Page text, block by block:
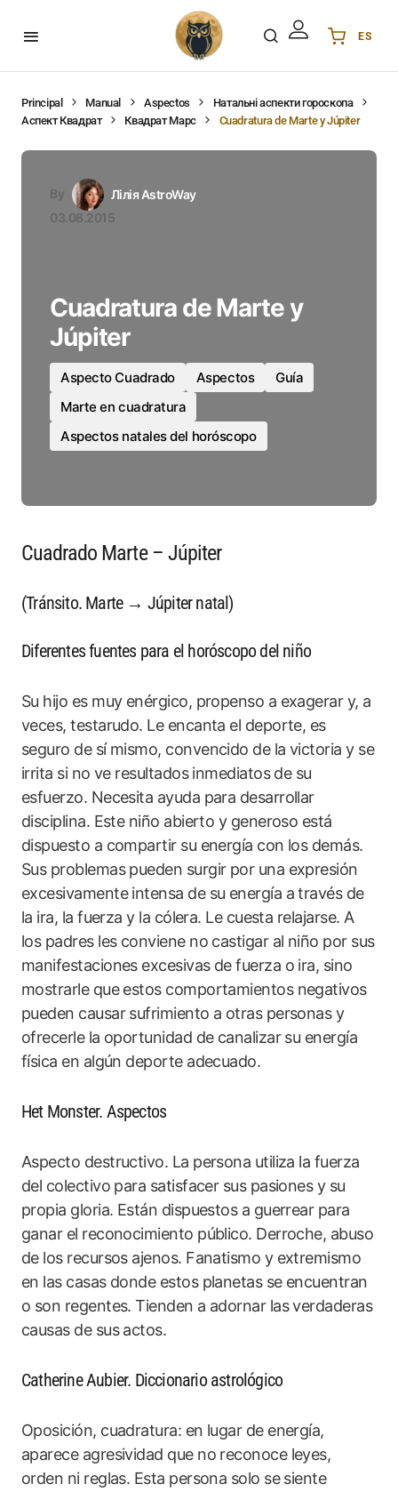
ES
DE Deutsch
PL Polski
Principal Manual Aspectos
Натальні аспекти гороскопа
Аспект Квадрат
Квадрат Марс Cuadratura de Marte y Júpiter
By
Лілія AstroWay
03.08.2015
Cuadratura de Marte y
Júpiter
Aspecto Cuadrado Aspectos
Guía
Marte en cuadratura
Aspectos natales del horóscopo
Cuadrado Marte – Júpiter
(Tránsito. Marte → Júpiter natal)
Diferentes fuentes para el horóscopo del niño
Su hijo es muy enérgico, propenso a exagerar y, a
veces, testarudo. Le encanta el deporte, es
seguro de sí mismo, convencido de la victoria y se
irrita si no ve resultados inmediatos de su
esfuerzo. Necesita ayuda para desarrollar
disciplina. Este niño abierto y generoso está
dispuesto a compartir su energía con los demás.
Sus problemas pueden surgir por una expresión
excesivamente intensa de su energía a través de
la ira, la fuerza y la cólera. Le cuesta relajarse. A
los padres les conviene no castigar al niño por sus
manifestaciones excesivas de fuerza o ira, sino
mostrarle que estos comportamientos negativos
pueden causar sufrimiento a otras personas y
ofrecerle la oportunidad de canalizar su energía
física en algún deporte adecuado.
Het Monster. Aspectos
Aspecto destructivo. La persona utiliza la fuerza
del colectivo para satisfacer sus pasiones y su
propia gloria. Están dispuestos a guerrear para
ganar el reconocimiento público. Derroche, abuso
de los recursos ajenos. Fanatismo y extremismo
en las casas donde estos planetas se encuentran
o son regentes. Tienden a adornar las verdaderas
causas de sus actos.
Catherine Aubier. Diccionario astrológico
Oposición, cuadratura: en lugar de energía,
aparece agresividad que no reconoce leyes,
orden ni reglas. Esta persona solo se siente